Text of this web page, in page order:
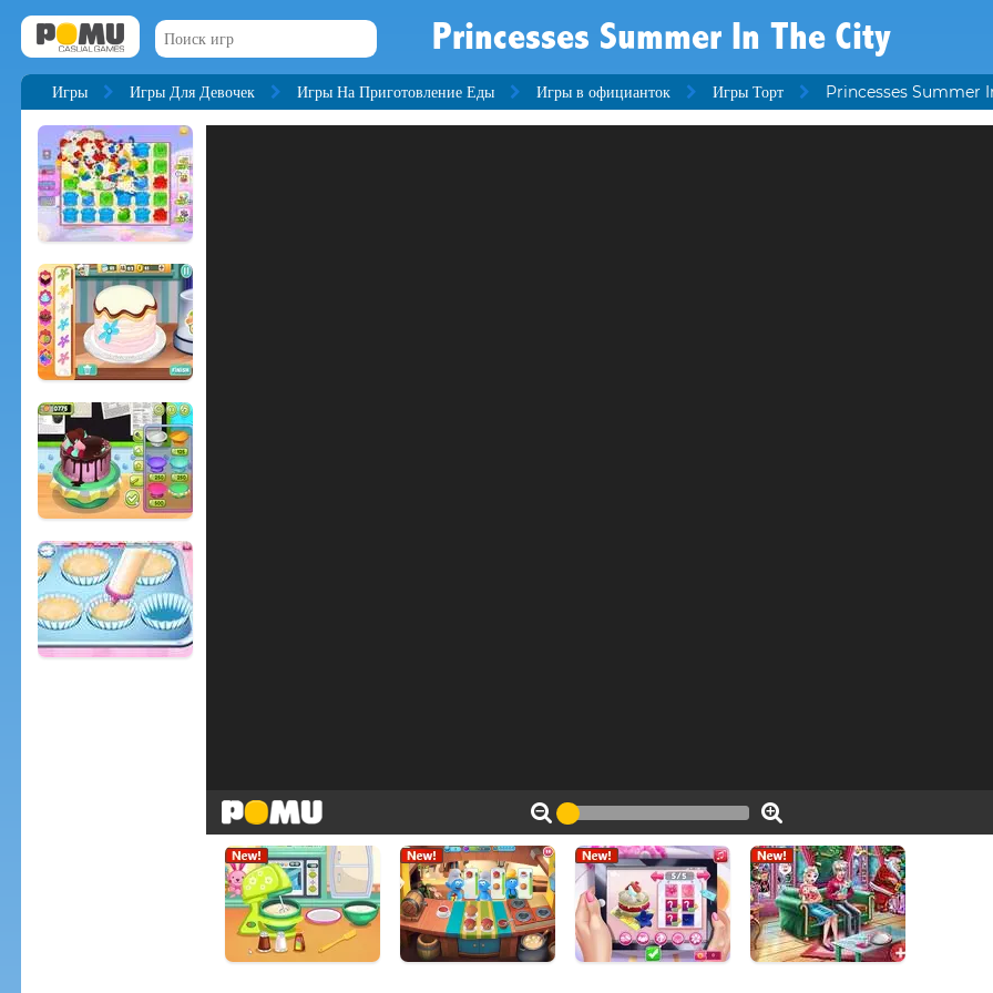
Princesses Summer In The City
Игры Игры Для Девочек Игры На Приготовление Еды Игры в официанток Игры Торт Princesses Summer